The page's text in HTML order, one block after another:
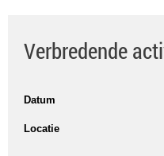
Verbredende
Datum
Locatie